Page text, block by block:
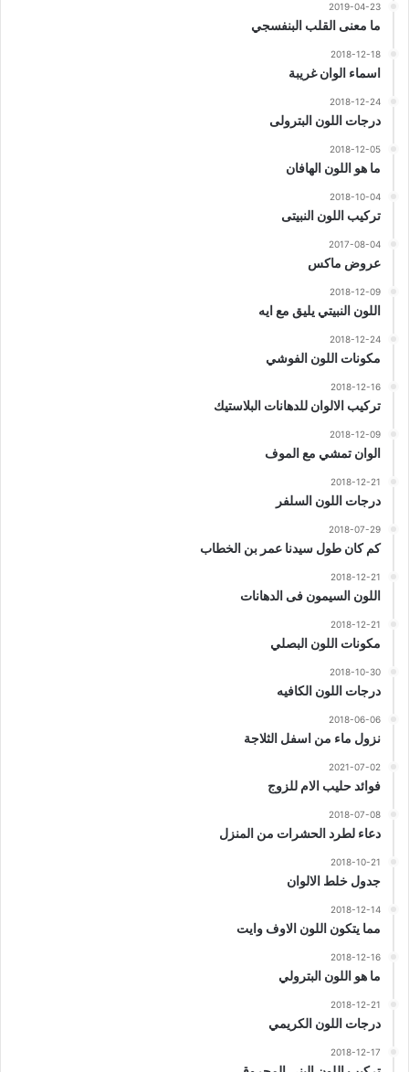
2019-04-23
ما معنى القلب البنفسجي
2018-12-18
اسماء الوان غريبة
2018-12-24
درجات اللون البترولى
2018-12-05
ما هو اللون الهافان
2018-10-04
تركيب اللون النبيتى
2017-08-04
عروض ماكس
2018-12-09
اللون النبيتي يليق مع ايه
2018-12-24
مكونات اللون الفوشي
2018-12-16
تركيب الالوان للدهانات البلاستيك
2018-12-09
الوان تمشي مع الموف
2018-12-21
درجات اللون السلفر
2018-07-29
كم كان طول سيدنا عمر بن الخطاب
2018-12-21
اللون السيمون فى الدهانات
2018-12-21
مكونات اللون البصلي
2018-10-30
درجات اللون الكافيه
2018-06-06
نزول ماء من اسفل الثلاجة
2021-07-02
فوائد حليب الام للزوج
2018-07-08
دعاء لطرد الحشرات من المنزل
2018-10-21
جدول خلط الالوان
2018-12-14
مما يتكون اللون الاوف وايت
2018-12-16
ما هو اللون البترولي
2018-12-21
درجات اللون الكريمي
2018-12-17